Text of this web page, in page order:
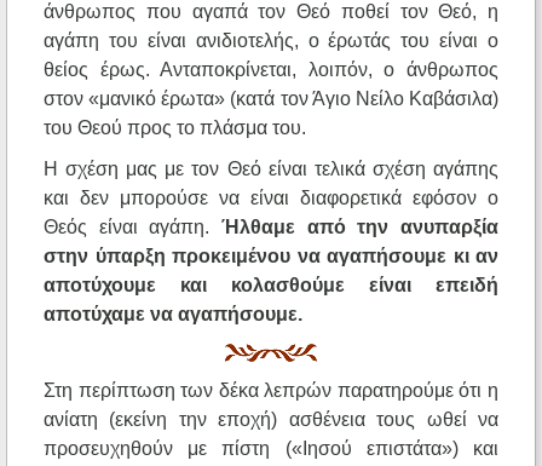
άνθρωπος που αγαπά τον Θεό ποθεί τον Θεό, η
αγάπη του είναι ανιδιοτελής, ο έρωτάς του είναι ο
θείος έρως. Ανταποκρίνεται, λοιπόν, ο άνθρωπος
στον «μανικό έρωτα» (κατά τον Άγιο Νείλο Καβάσιλα)
του Θεού προς το πλάσμα του.
Η σχέση μας με τον Θεό είναι τελικά σχέση αγάπης
και δεν μπορούσε να είναι διαφορετικά εφόσον ο
Θεός είναι αγάπη. Ήλθαμε από την ανυπαρξία
στην ύπαρξη προκειμένου να αγαπήσουμε κι αν
αποτύχουμε και κολασθούμε είναι επειδή
αποτύχαμε να αγαπήσουμε.
Στη περίπτωση των δέκα λεπρών παρατηρούμε ότι η
ανίατη (εκείνη την εποχή) ασθένεια τους ωθεί να
προσευχηθούν με πίστη («Ιησού επιστάτα») και